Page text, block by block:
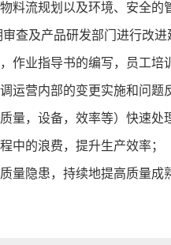
料流规划以及环境、安全的
查及产品研发部门进行改进
作业指导书的编写，员工培
运营内部的变更实施和问题
量，设备，效率等）快速处
中的浪费，提升生产效率；
量隐患，持续地提高质量